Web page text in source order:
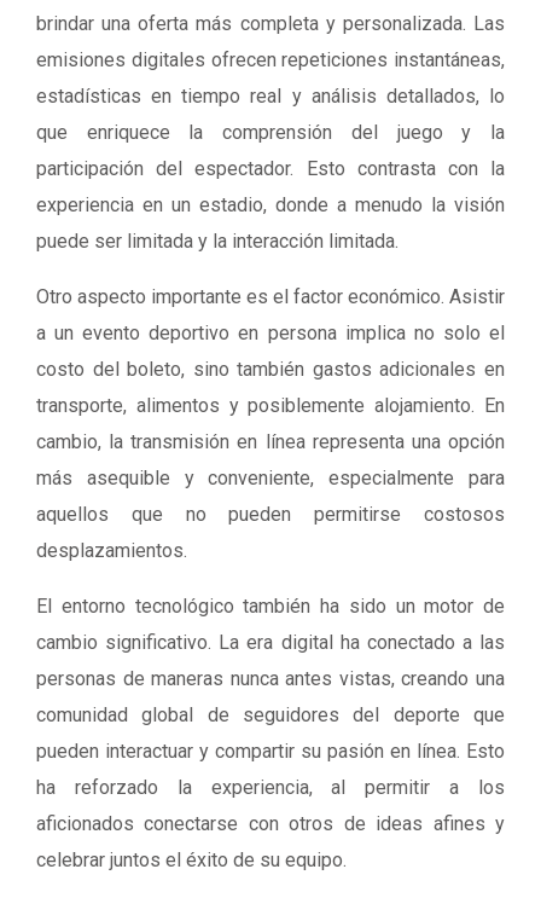
brindar una oferta más completa y personalizada. Las
emisiones digitales ofrecen repeticiones instantáneas,
estadísticas en tiempo real y análisis detallados, lo
que enriquece la comprensión del juego y la
participación del espectador. Esto contrasta con la
experiencia en un estadio, donde a menudo la visión
puede ser limitada y la interacción limitada.
Otro aspecto importante es el factor económico. Asistir
a un evento deportivo en persona implica no solo el
costo del boleto, sino también gastos adicionales en
transporte, alimentos y posiblemente alojamiento. En
cambio, la transmisión en línea representa una opción
más asequible y conveniente, especialmente para
aquellos que no pueden permitirse costosos
desplazamientos.
El entorno tecnológico también ha sido un motor de
cambio significativo. La era digital ha conectado a las
personas de maneras nunca antes vistas, creando una
comunidad global de seguidores del deporte que
pueden interactuar y compartir su pasión en línea. Esto
ha reforzado la experiencia, al permitir a los
aficionados conectarse con otros de ideas afines y
celebrar juntos el éxito de su equipo.